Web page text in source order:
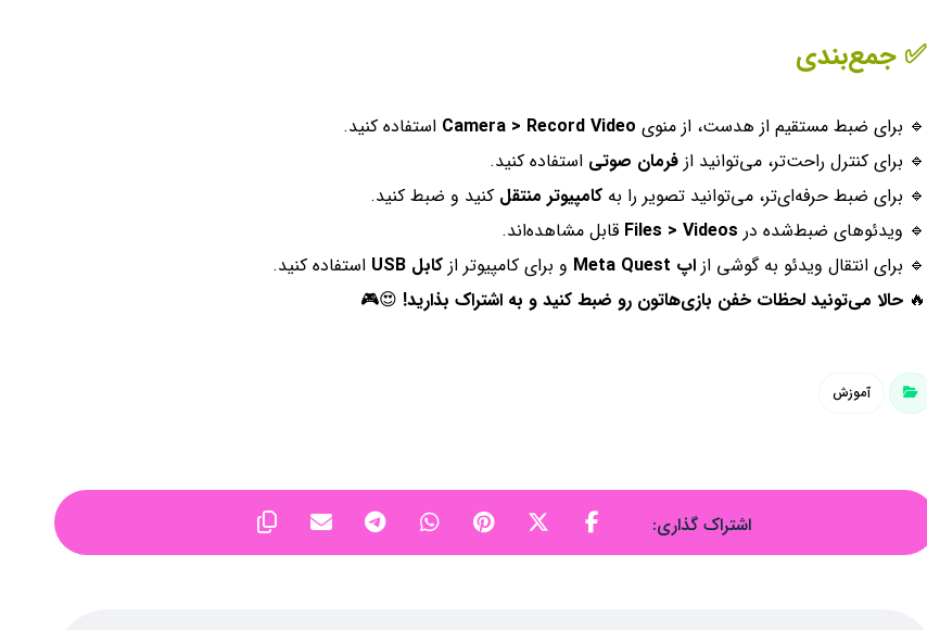
✅جمع‌بندی
🔹 برای ضبط مستقیم از هدست، از منوی Camera > Record Video استفاده کنید.
🔹 برای کنترل راحت‌تر، می‌توانید ازفرمان صوتی استفاده کنید.
🔹 برای ضبط حرفه‌ای‌تر، می‌توانید تصویر را بهکامپیوتر منتقل کنید و ضبط کنید.
🔹 ویدئوهای ضبط‌شده در Files > Videos قابل مشاهده‌اند.
🔹 برای انتقال ویدئو به گوشی ازاپ Meta Quest و برای کامپیوتر ازکابل USB
استفاده کنید.
🔥حالا می‌تونید لحظات خفن بازی‌هاتون رو ضبط کنید و به اشتراک بذارید! 😍🎮
آموزش